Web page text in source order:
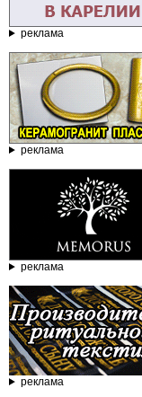
реклама
реклама
реклама
реклама